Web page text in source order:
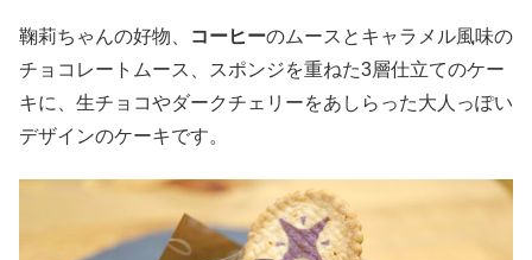
鞠莉ちゃんの好物、 コーヒーのムースとキャラメル風味の
チョコレートムース、スポンジを重ねた3層仕立てのケー
キに、生チョコやダークチェリーをあしらった大人っぽい
デザインのケーキです。